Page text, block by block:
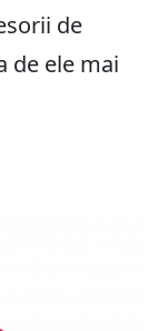
de
de ele mai